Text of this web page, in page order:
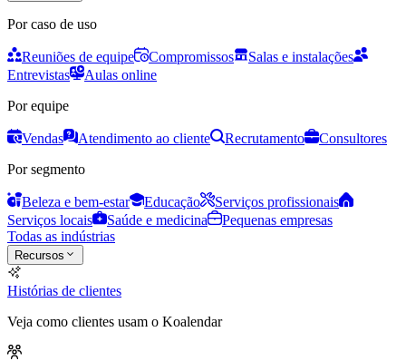
Por caso de uso
Reuniões de equipe Compromissos
Salas e instalações
Entrevistas
Aulas online
Por equipe
Vendas Atendimento ao cliente Recrutamento
Consultores
Por segmento
Beleza e bem-estar Educação
Serviços profissionais
Serviços locais
Saúde e medicina
Pequenas empresas
Todas as indústrias
Recursos
Histórias de clientes
Veja como clientes usam o Koalendar